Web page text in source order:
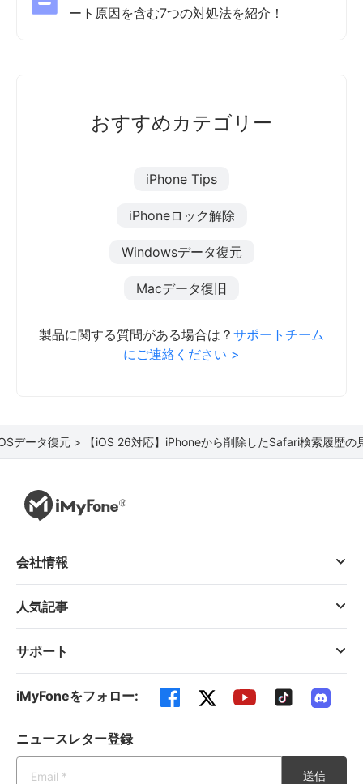
ート原因を含む7つの対処法を紹介！
おすすめカテゴリー
iPhone Tips
iPhoneロック解除
Windowsデータ復元
Macデータ復旧
製品に関する質問がある場合は？ サポートチーム
にご連絡ください >
データ復元 > 【iOS 26対応】iPhoneから削除したSafari検索履歴の
会社情報
人気記事
サポート
iMyFoneをフォロー:
ニュースレター登録
送信